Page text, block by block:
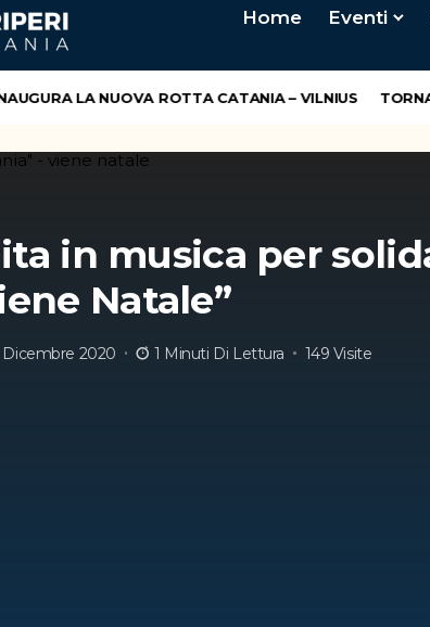
Home Eventi
LA NUOVA ROTTA CATANIA – VILNIUS TORNA
in musica per
Natale”
Dicembre 2020 1 Minuti Di Lettura 149 Visite